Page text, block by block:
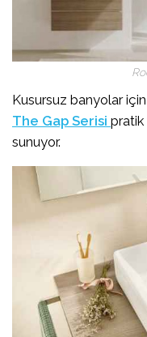
Kusursuz banyolar
The Gap Serisi pratik
sunuyor.